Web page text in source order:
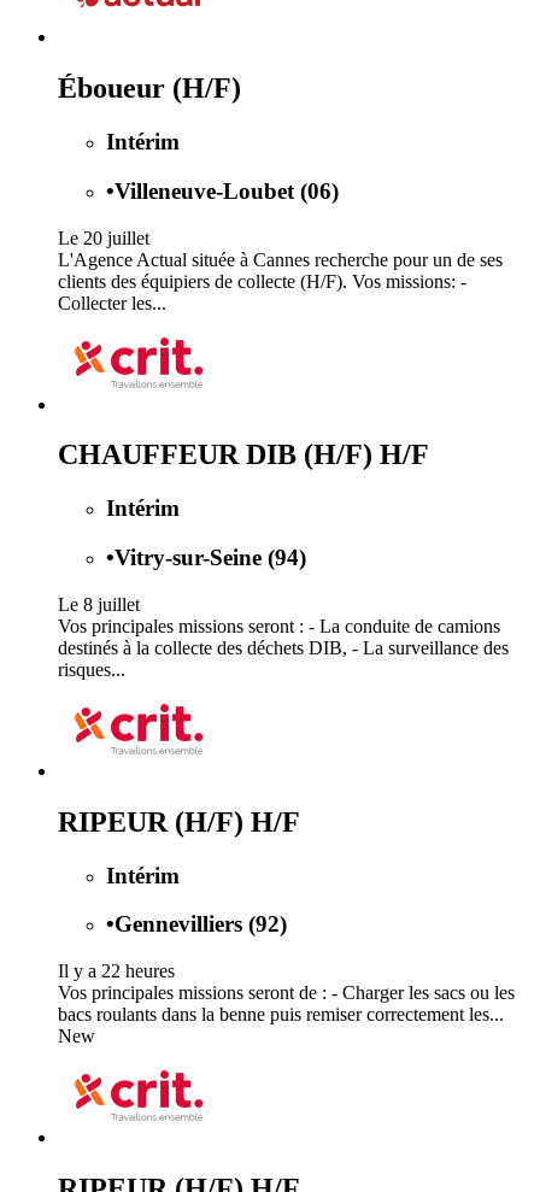
Éboueur (H/F)
Intérim
•Villeneuve-Loubet (06)
Le 20 juillet
L'Agence Actual située à Cannes recherche pour un de ses
clients des équipiers de collecte (H/F). Vos missions: -
Collecter les...
CHAUFFEUR DIB (H/F) H/F
Intérim
•Vitry-sur-Seine (94)
Le 8 juillet
Vos principales missions seront : - La conduite de camions
destinés à la collecte des déchets DIB, - La surveillance des
risques...
RIPEUR (H/F) H/F
Intérim
•Gennevilliers (92)
Il y a 22 heures
Vos principales missions seront de : - Charger les sacs ou les
bacs roulants dans la benne puis remiser correctement les...
New